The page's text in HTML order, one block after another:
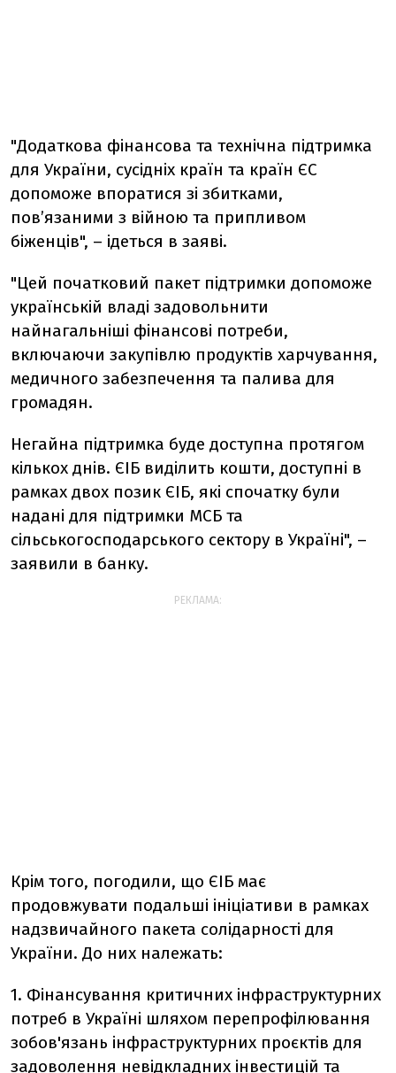
"Додаткова фінансова та технічна підтримка
для України, сусідніх країн та країн ЄС
допоможе впоратися зі збитками,
пов’язаними з війною та припливом
біженців", – ідеться в заяві.
"Цей початковий пакет підтримки допоможе
українській владі задовольнити
найнагальніші фінансові потреби,
включаючи закупівлю продуктів харчування,
медичного забезпечення та палива для
громадян.
Негайна підтримка буде доступна протягом
кількох днів. ЄІБ виділить кошти, доступні в
рамках двох позик ЄІБ, які спочатку були
надані для підтримки МСБ та
сільськогосподарського сектору в Україні", –
заявили в банку.
РЕКЛАМА:
Крім того, погодили, що ЄІБ має
продовжувати подальші ініціативи в рамках
надзвичайного пакета солідарності для
України. До них належать:
1. Фінансування критичних інфраструктурних
потреб в Україні шляхом перепрофілювання
зобов'язань інфраструктурних проєктів для
задоволення невідкладних інвестицій та